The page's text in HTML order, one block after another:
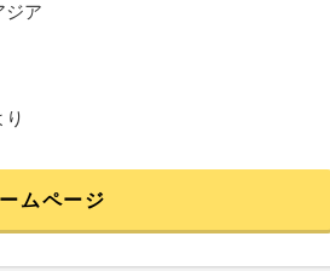
ジア
ムページ